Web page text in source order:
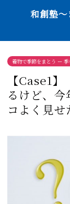
和創塾
着物で季節をまとう ー
【Case1
るけど、
コよく見せ